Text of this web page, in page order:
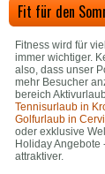
Fit für den
Fitness wird für
immer wichtiger.
also, dass unser
mehr Besucher
bereich
Tennisurlaub in
Golfurlaub in
oder exklusive
Holiday Angebote
attraktiver.